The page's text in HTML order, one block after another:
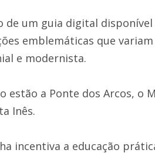
de um guia digital
emblemáticas que
e modernista.
estão a Ponte dos Arcos, o
Inês.
incentiva a educação